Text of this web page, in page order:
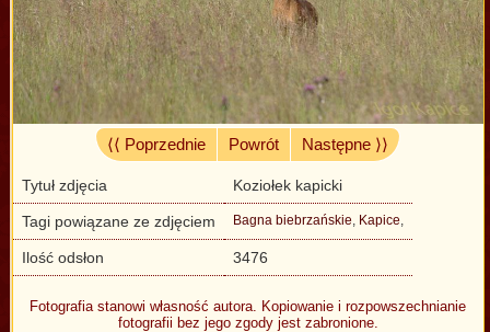
⟨⟨ Poprzednie Powrót Następne ⟩⟩
Tytuł zdjęcia Koziołek kapicki
Tagi powiązane ze zdjęciem Bagna biebrzańskie Kapice
Ilość odsłon 3476
Fotografia stanowi własność autora. Kopiowanie i rozpowszechnianie
fotografii bez jego zgody jest zabronione.